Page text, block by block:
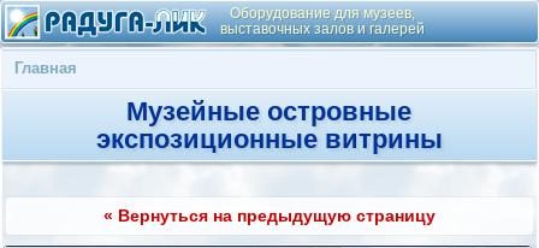
Оборудование для музеев,
выставочных залов и галерей
Главная
Музейные островные
экспозиционные витрины
« Вернуться на предыдущую страницу